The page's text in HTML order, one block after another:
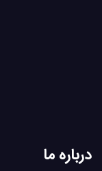
درباره ما